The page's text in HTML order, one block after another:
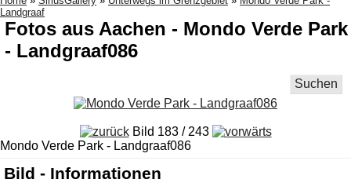
Landgraaf
Fotos aus Aachen - Mondo Verde Park
- Landgraaf086
Suchen
Bild 183 / 243
Mondo Verde Park - Landgraaf086
Bild - Informationen